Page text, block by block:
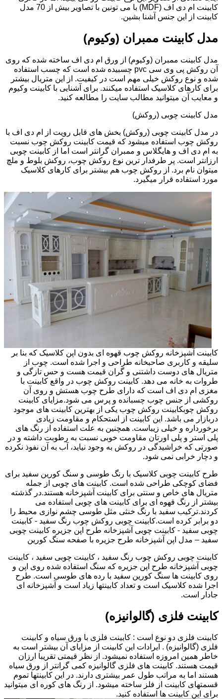
کابینت ام دی اف (MDF) با می تونین با تصاویر بیش از 70 مدل
کابینت از این جنس آشنا بشین.
مدل کابینت ممبران (وکیوم)
مدل کابینت ممبران (وکیوم) از ورق ام دی اف ساخته شده که روی
آن روکش پی وی سی pvc چسبیده شده است که چسب استفاده
شده و نوع روکش خیلی مهم است در کیفیت. از این متریال بیشتر
برای کارهای کلاسیک استفاده میکنند. برای آشنایی با کابینت وکیوم
و معایب آن میتوانید مطالب سایت را مطالعه کنید.
مدل کابینت چوبی (روکش)
در مدل کابینت چوبی (روکش) بخش های قابل رویت از ام دی اف با
روکش چوب استفاده میشود که قیمت کابینت روکش چوب نسبت
به ام دی اف و هایگلاس و ممبران گرانتر است اما از کابینت چوبی
ارزانتر است. پر طرفدار ترین نوع روکش چوب، روکش بلوط و ملچ
میتوان نام برد. از روکش چوب هم بیشتر برای کارهای کلاسیک
مورد استفاده قرار میگیرد.
کابینت آشپزخانه روکش چوب قهوه ای بدون اپن کلاسیک که بنا بر
سلیقه و کاربری صاحبخانه طراحی و اجرا شده است. چوب از
متریال های دوست داشتنی و گران قیمت هست و حس تازگی و
طروات به خانه می دهد. کابینت روکش چوب در واقع کابینت با
مغزی ام دی اف است که دارای طرح چوب هستش و روی آن
روکشی از جنس چوب چسبانده و پرس می شود.مزایای کابینت
روکش چوبکابینت روکش چوب یکی از بهترین کابینت های موجود
دربازار می باشد. این کابینت از استحکام و مقاومت زیادی
برخورداره و خیلی زیباست. همچنین به علت استفاده از رنگ های
پلی استر و پلی اورتان مقاومت خوبی نسبت به رطوبت داشته و در
صورتی که خراشیدگی در روکش به وجود نیاید، آب به آن نفوذ نکرده
و دچار خرابی نمی شود.
طرح کابینت چوبی کلاسیک با رنگ طوسی و سنگ کورین سفید برای
فضای کوچکی طراحی شده است. کابینت های چوبی از جمله
متریال های خاص و سنتی برای کابینت آشپزخانه هستند.در گذشته
بیشتر از رنگ قهوه ای برای کابینت های چوبی استفاده می
کردند.ترکیب سفید با رنگ خنثی مثل طوسی چشم نوازی محیط را
دو برابر کرده است.کابینت چوبی روکش چوب رنگ سفید - کابینت
چوبی سفید - کابینت چوبی آشپزخانه طرح اپن جزیره کابینت چوبی
سفید – مدل اپن آشپزخانه طرح جزیره با صفحه سنگ کورین
کابینت چوبی روکش چوب رنگ سفید ، کابینت چوبی سفید ، کابینت
چوبی آشپزخانه طرح اپن جزیره که سنگ استفاده شده روی اپن و
روی کابینت ها سنگ کورین سفید با رده های طوسی است. طرح
اجرا شده کلاسیک است و تعداد کابینتها زیاد است و آشپزخانه ای
جادار است.
کابینت فلزی (گالوانیزه)
کابینت فلزی دو نوع است : کابینت فلزی با ورق سیاه و کابینت
فلزی (گالوانیزه) . ایرادات این کابینت از مزایای آن بیشتر است به
خاطر همین امروزه استفاده نمیشود. از نظر قیمتی تقریبا ارزان
قیمت هستند. کابینت های فلزی گالوانیزه کمی گرانتر از ورق سیاه
هستند اما به مراتب طول عمر بیشتری دارند. در این کابینتها تموم
قسمتهای کابینت از فلز ساخته میشود. از رنگ های کوره ای میتوانید
برای این کابینت ها استفاده کنید.